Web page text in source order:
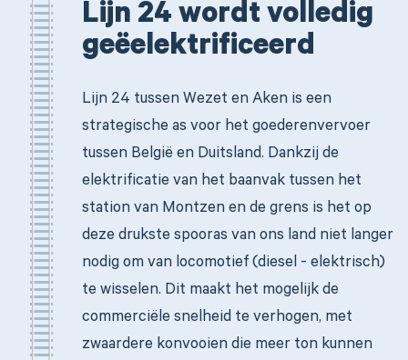
Lijn 24 wordt volledig
geëelektrificeerd
Lijn 24 tussen Wezet en Aken is een
strategische as voor het goederenvervoer
tussen België en Duitsland. Dankzij de
elektrificatie van het baanvak tussen het
station van Montzen en de grens is het op
deze drukste spooras van ons land niet langer
nodig om van locomotief (diesel - elektrisch)
te wisselen. Dit maakt het mogelijk de
commerciële snelheid te verhogen, met
zwaardere konvooien die meer ton kunnen